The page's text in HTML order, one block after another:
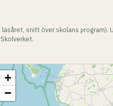
snitt över skolans program).
+
−